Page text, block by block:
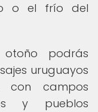
o el frío del
podrás
uruguayos
con campos
y pueblos